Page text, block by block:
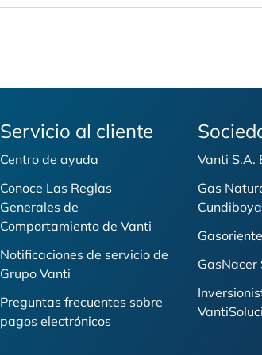
Servicio al cliente
Centro de ayuda
Conoce Las Reglas
Generales de
Comportamiento de Vanti
Notificaciones de servicio de
Grupo Vanti
Preguntas frecuentes sobre
pagos electrónicos
Vanti S.A.
Gas
GasNacer